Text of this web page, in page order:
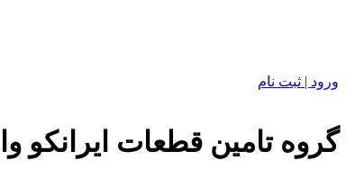
ورود | ثبت نام
گروه تامین قطعات ایرانکو